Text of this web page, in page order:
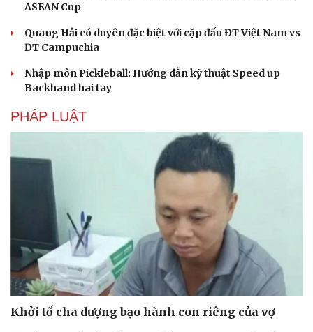
ASEAN Cup
Quang Hải có duyên đặc biệt với cặp đấu ĐT Việt Nam vs
ĐT Campuchia
Nhập môn Pickleball: Hướng dẫn kỹ thuật Speed up
Backhand hai tay
PHÁP LUẬT
Khởi tố cha dượng bạo hành con riêng của vợ